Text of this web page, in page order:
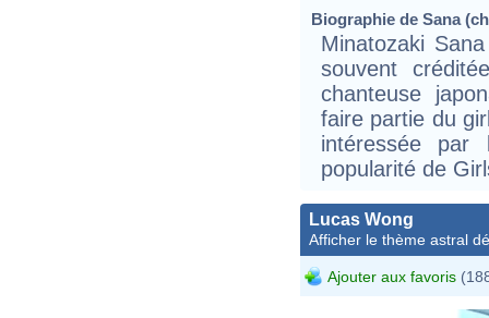
Biographie de Sana
Minatozaki
souvent
chanteuse
faire partie du
intéressée
popularité de
Lucas Wong
Afficher le thème astral
Ajouter aux favoris